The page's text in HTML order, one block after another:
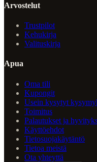
Arvostelut
Trustpilot
Kehukirja
Valituskirja
Apua
Oma tili
Kupongit
Usein kysytyt
Toimitus
Palautukset ja
Käyttöehdot
Tietosuojakäytäntö
Tietoa meistä
Ota yhteyttä